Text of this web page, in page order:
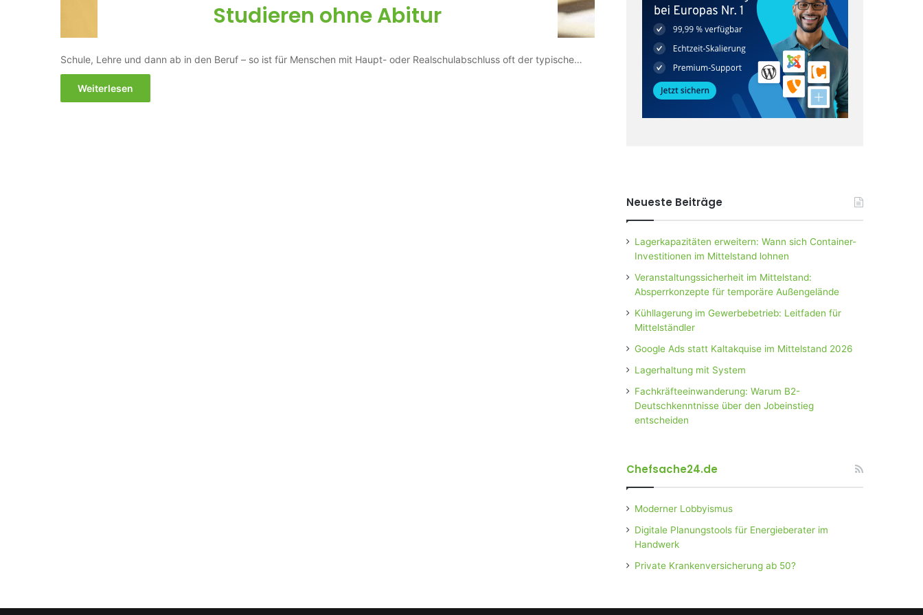
Studieren ohne Abitur
Schule, Lehre und dann ab in den Beruf – so ist für Menschen mit Haupt- oder Realschulabschluss oft der typische…
Weiterlesen
Neueste Beiträge
Lagerkapazitäten erweitern: Wann sich Container-
Investitionen im Mittelstand lohnen
Veranstaltungssicherheit im Mittelstand:
Absperrkonzepte für temporäre Außengelände
Kühllagerung im Gewerbebetrieb: Leitfaden für
Mittelständler
Google Ads statt Kaltakquise im Mittelstand 2026
Lagerhaltung mit System
Fachkräfteeinwanderung: Warum B2-
Deutschkenntnisse über den Jobeinstieg
entscheiden
Chefsache24.de
Moderner Lobbyismus
Digitale Planungstools für Energieberater im
Handwerk
Private Krankenversicherung ab 50?